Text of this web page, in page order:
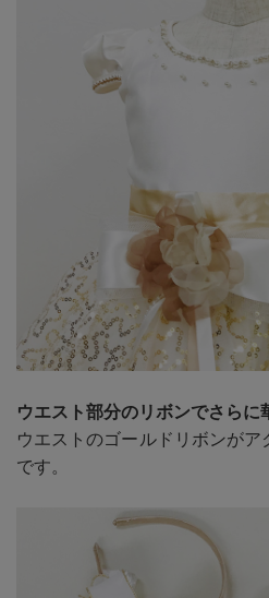
ウエスト部分のリボンでさらに
ウエストのゴールドリボンが
です。